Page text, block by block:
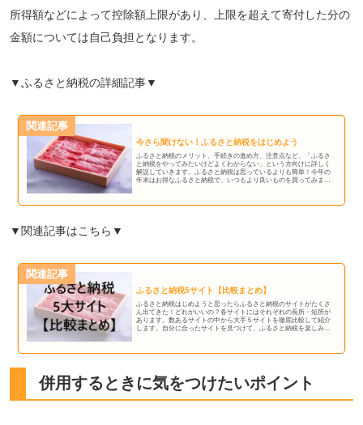
所得額などによって控除額上限があり、上限を超えて寄付した分の
金額については自己負担となります。
▼ふるさと納税の詳細記事▼
関連記事
今さら聞けない！ふるさと納税をはじめよう
ふるさと納税のメリット、手続きの進め方、注意点など、「ふるさ
と納税をやってみたいけどよくわからない」という方向けに詳しく
解説していきます。ふるさと納税は思っているよりも簡単！今年の
年末はお得なふるさと納税で、いつもより良いものを買ってみまし
▼関連記事はこちら▼
関連記事
ふるさと納税5サイト【比較まとめ】
ふるさと納税はじめようと思ったらふるさと納税のサイトがたくさ
ん出てきた！どれがいいの？各サイトにはそれぞれの長所・短所が
あります。数あるサイトの中から大手５サイトを徹底比較して紹介
します。自分に合ったサイトを見つけて、ふるさと納税を楽しみま
併用するときに気をつけたいポイント